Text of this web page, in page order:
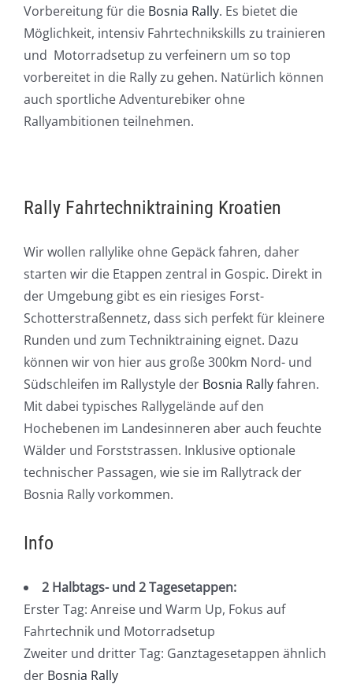
Vorbereitung für die Bosnia Rally. Es bietet die
Möglichkeit, intensiv Fahrtechnikskills zu trainieren
und Motorradsetup zu verfeinern um so top
vorbereitet in die Rally zu gehen. Natürlich können
auch sportliche Adventurebiker ohne
Rallyambitionen teilnehmen.
Rally Fahrtechniktraining Kroatien
Wir wollen rallylike ohne Gepäck fahren, daher
starten wir die Etappen zentral in Gospic. Direkt in
der Umgebung gibt es ein riesiges Forst-
Schotterstraßennetz, dass sich perfekt für kleinere
Runden und zum Techniktraining eignet. Dazu
können wir von hier aus große 300km Nord- und
Südschleifen im Rallystyle der Bosnia Rallyfahren.
Mit dabei typisches Rallygelände auf den
Hochebenen im Landesinneren aber auch feuchte
Wälder und Forststrassen. Inklusive optionale
technischer Passagen, wie sie im Rallytrack der
Bosnia Rally vorkommen.
Info
2 Halbtags- und 2 Tagesetappen:
Erster Tag: Anreise und Warm Up, Fokus auf
Fahrtechnik und Motorradsetup
Zweiter und dritter Tag: Ganztagesetappen ähnlich
der Bosnia Rally